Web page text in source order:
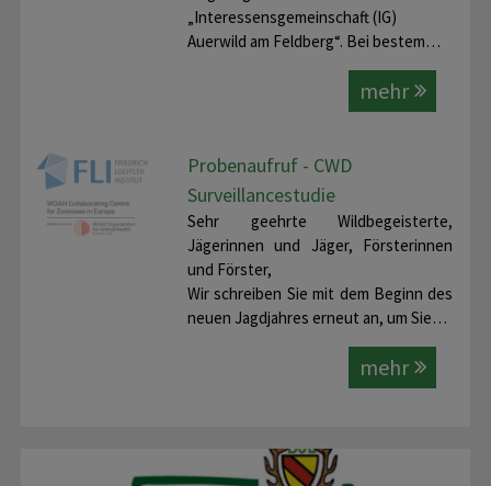
„Interessensgemeinschaft (IG)
Auerwild am Feldberg“. Bei bestem…
mehr
Probenaufruf - CWD
Surveillancestudie
Sehr geehrte Wildbegeisterte,
Jägerinnen und Jäger, Försterinnen
und Förster,
Wir schreiben Sie mit dem Beginn des
neuen Jagdjahres erneut an, um Sie…
mehr